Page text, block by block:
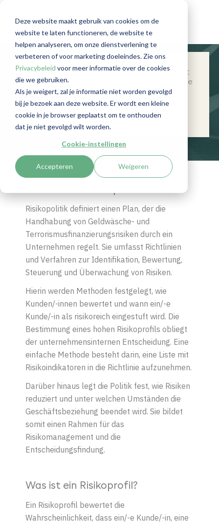
Deze website maakt gebruik van cookies om de
website te laten functioneren, de website te
helpen analyseren, om onze dienstverlening te
verbeteren of voor marketing doeleindes. Zie ons
Privacybeleid voor meer informatie over de cookies
die we gebruiken.
Als je weigert, zal je informatie niet worden gevolgd
bij je bezoek aan deze website. Er wordt een kleine
cookie in je browser geplaatst om te onthouden
dat je niet gevolgd wilt worden.
Cookie-instellingen
Accepteren Weigeren
Risikobewertung
Dieser Beitrag widmet sich der Wichtigkeit
von Risikopolitik und Risikoprofilen. Lesen Sie
weiter, um zu verstehen, was genau diese
Konzepte bedeuten und wie sie
angewendet werden.
Risikopolitik definiert einen Plan, der die
Handhabung von Geldwäsche- und
Terrorismusfinanzierungsrisiken durch ein
Unternehmen regelt. Sie umfasst Richtlinien
und Verfahren zur Identifikation, Bewertung,
Steuerung und Überwachung von Risiken.
Hierin werden Methoden festgelegt, wie
Kunden/-innen bewertet und wann ein/-e
Kunde/-in als risikoreich eingestuft wird. Die
Bestimmung eines hohen Risikoprofils obliegt
der unternehmensinternen Entscheidung. Eine
einfache Methode besteht darin, eine Liste mit
Risikoindikatoren in die Richtlinie aufzunehmen.
Darüber hinaus legt die Politik fest, wie Risiken
reduziert und unter welchen Umständen die
Geschäftsbeziehung beendet wird. Sie bildet
somit einen Rahmen für das
Risikomanagement und die
Entscheidungsfindung.
Was ist ein Risikoprofil?
Ein Risikoprofil bewertet die
Wahrscheinlichkeit, dass ein/-e Kunde/-in, eine